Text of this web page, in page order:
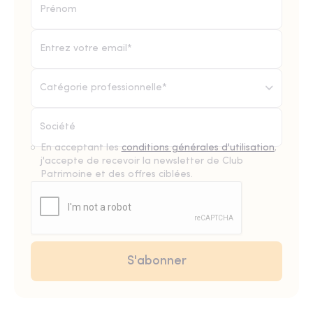
Catégorie professionnelle*
En acceptant les conditions générales d'utilisation,
j'accepte de recevoir la newsletter de Club
Patrimoine et des offres ciblées.